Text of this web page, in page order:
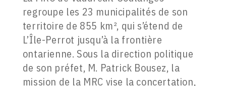
regroupe les 23 municipalités de son
territoire de 855 km², qui s’étend de
L’Île-Perrot jusqu’à la frontière
ontarienne. Sous la direction politique
de son préfet, M. Patrick Bousez, la
mission de la MRC vise la concertation,